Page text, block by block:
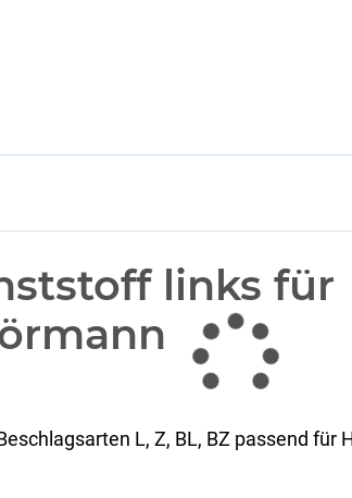
links für
L, Z, BL, BZ passend für